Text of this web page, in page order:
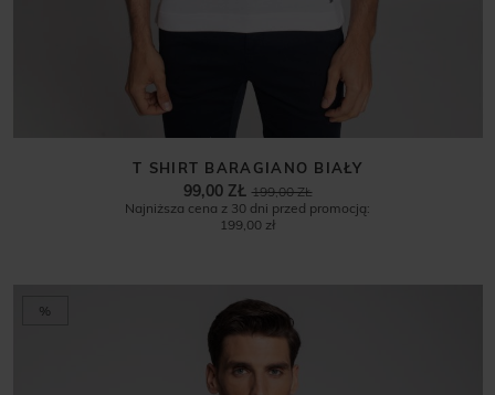
T SHIRT BARAGIANO BIAŁY
199,00 ZŁ
99,00 ZŁ
Najniższa cena z 30 dni przed promocją:
199,00 zł
%